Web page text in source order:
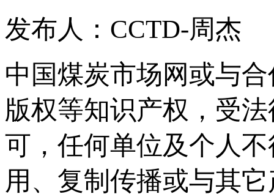
发布人：CCTD-周杰
中国煤炭市场网或与
版权等知识产权，受
可，任何单位及个人
用、复制传播或与其